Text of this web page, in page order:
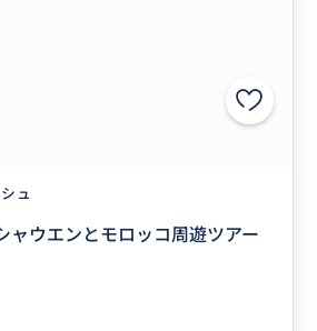
ュ
ャウエンとモロッコ周遊ツアー